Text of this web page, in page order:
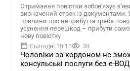
Отримання повістки зобов'язує
визначений строк із документами.
причини про неприбуття треба
усунення перешкод – прибути
нову повістку
Сьогодні 10:11 38
Чоловіки за кордоном не
консульські послуги без е-